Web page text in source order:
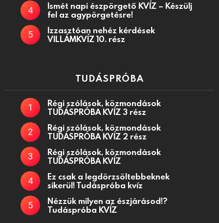
Ismét napi észpörgető KVÍZ – Készülj
fel az agypörgetésre!
Izzasztóan nehéz kérdések
VILLÁMKVÍZ 10. rész
TUDÁSPRÓBA
Régi szólások, közmondások
TUDÁSPRÓBA KVÍZ 3 rész
Régi szólások, közmondások
TUDÁSPRÓBA KVÍZ 2 rész
Régi szólások, közmondások
TUDÁSPRÓBA KVÍZ
Ez csak a legdörzsöltebbeknek
sikerül! Tudáspróba kvíz
Nézzük milyen az észjárásod!?
Tudáspróba KVÍZ